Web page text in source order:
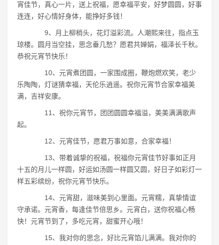
宵佳节，真心一片，送上祝福，愿幸福平安，好梦圆圆，好事
连连，好心情好身体，能挣好多钱！
9、月上柳梢头，花灯溢彩流。人潮熙来往，指点玉
琼楼。圆月当空挂，思念垂几愁？愿君共婵娟，福泽长千秋。
恭祝元宵节快乐！
10、元宵煮团圆，一家围成圈，鞭炮燃欢笑，老少
乐陶陶，灯谜猜幸福，天伦乐逍遥。祝你元宵节合家幸福美
满，吉祥安康。
11、祝你元宵节，团团圆圆幸福溢，美美满满歌声
起。
12、元宵佳节，愿君万事如意，合家幸福！
13、带着诚挚的祝福，祝福你元宵佳节好事如正月
十五的月儿一样圆，好运如汤圆一样圆又圆，好日子如彩灯一
样五彩缤纷，祝你元宵节快乐。
14、元宵甜，滋味美到心里面。元宵糯，真挚情谊
守承诺。元宵香，每逢佳节倍思乡。元宵白，送你祝福心畅
快！元宵节到了，多吃元宵，甜蜜开心哦！
15、我对你的思念，好比元宵馅儿满满。我对你的